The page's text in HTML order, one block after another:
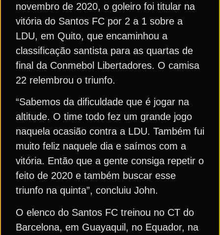
novembro de 2020, o goleiro foi titular na
vitória do Santos FC por 2 a 1 sobre a
LDU, em Quito, que encaminhou a
classificação santista para as quartas de
final da Conmebol Libertadores. O camisa
22 relembrou o triunfo.
“Sabemos da dificuldade que é jogar na
altitude. O time todo fez um grande jogo
naquela ocasião contra a LDU. Também fui
muito feliz naquele dia e saímos com a
vitória. Então que a gente consiga repetir o
feito de 2020 e também buscar esse
triunfo na quinta”, concluiu John.
O elenco do Santos FC treinou no CT do
Barcelona, em Guayaquil, no Equador, na